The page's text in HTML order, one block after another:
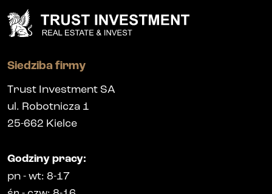
Siedziba firmy
Trust Investment SA
ul. Robotnicza 1
25-662 Kielce
Godziny pracy:
pn-wt: 8-17